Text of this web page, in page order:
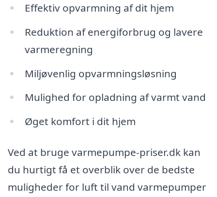
Effektiv opvarmning af dit hjem
Reduktion af energiforbrug og lavere
varmeregning
Miljøvenlig opvarmningsløsning
Mulighed for opladning af varmt vand
Øget komfort i dit hjem
Ved at bruge varmepumpe-priser.dk kan
du hurtigt få et overblik over de bedste
muligheder for luft til vand varmepumper